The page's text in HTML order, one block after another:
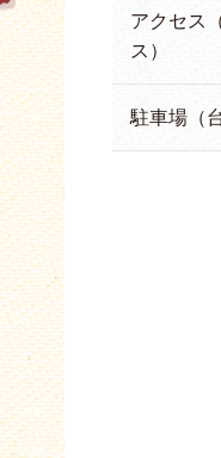
アクセス
ス）
駐車場（